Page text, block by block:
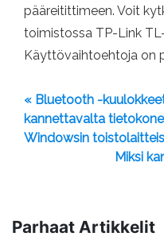
pääreitittimeen. Voit
toimistossa TP-Link
Käyttövaihtoehtoja on
« Bluetooth -
kannettavalta
Windowsin
Miksi
Parhaat Artikkelit